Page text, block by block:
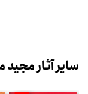
سایر آثار